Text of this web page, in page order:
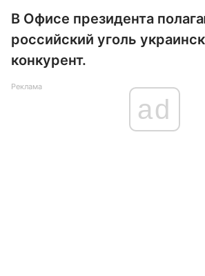
В Офисе президента
российский уголь
конкурент.
Реклама
ad